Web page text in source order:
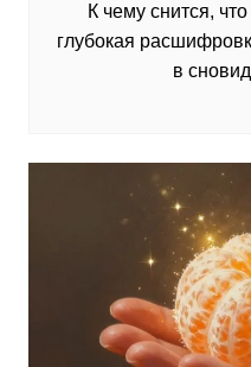
К чему снится,
глубокая
в